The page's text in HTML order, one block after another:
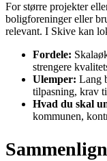
For større projekter
boligforeninger eller
relevant. I Skive kan
Fordele:
strengere
Ulemper: Lang
tilpasning, krav
Hvad du skal
kommunen,